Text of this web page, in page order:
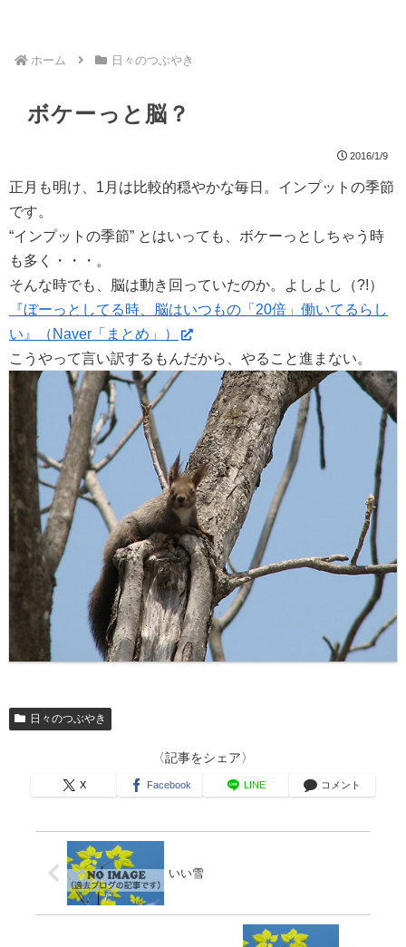
ホーム 日々のつぶやき
ボケーっと脳？
2016/1/9
正月も明け、1月は比較的穏やかな毎日。インプットの季節
です。
“インプットの季節” とはいっても、ボケーっとしちゃう時
も多く・・・。
そんな時でも、脳は動き回っていたのか。よしよし（?!）
『ぼーっとしてる時、脳はいつもの「20倍」働いてるらし
い』（Naver「まとめ」）
こうやって言い訳するもんだから、やること進まない。
日々のつぶやき
〈記事をシェア〉
X Facebook LINE コメント
いい雪